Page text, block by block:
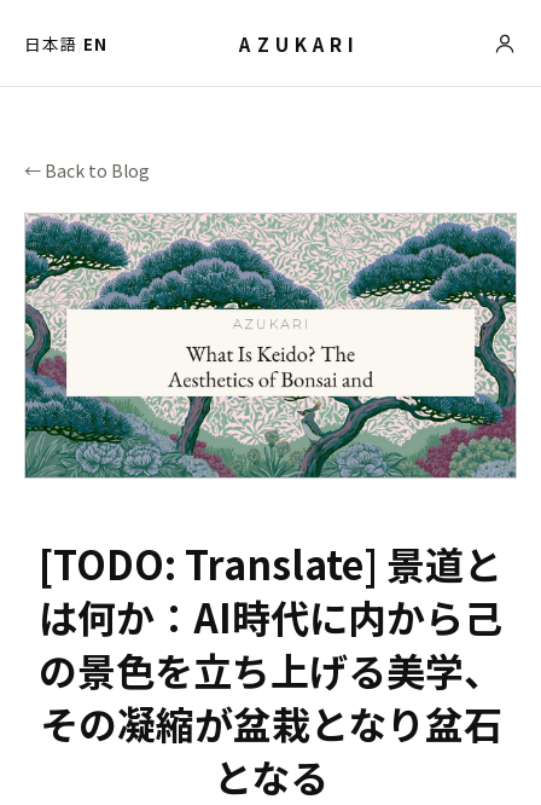
日本語/EN AZUKARI
← Back to Blog
[TODO: Translate] 景道と
は何か：AI時代に内から己
の景色を立ち上げる美学、
その凝縮が盆栽となり盆石
となる